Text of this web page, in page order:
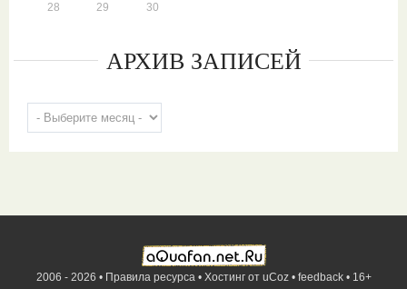
28 29 30
АРХИВ ЗАПИСЕЙ
2006 - 2026 • Правила ресурса• Хостинг от uCoz• feedback• 16+